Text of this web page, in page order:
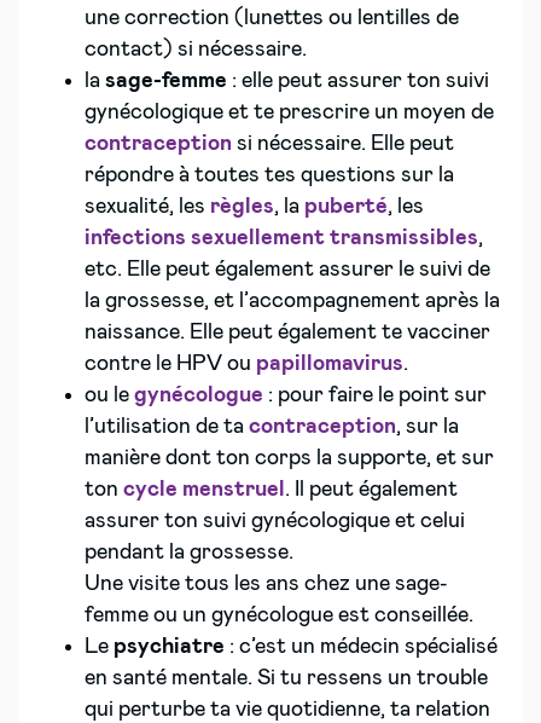
une correction (lunettes ou lentilles de
contact) si nécessaire.
la sage-femme : elle peut assurer ton suivi
gynécologique et te prescrire un moyen de
contraception si nécessaire. Elle peut
répondre à toutes tes questions sur la
sexualité, les règles, la puberté, les
infections sexuellement transmissibles,
etc. Elle peut également assurer le suivi de
la grossesse, et l’accompagnement après la
naissance. Elle peut également te vacciner
contre le HPV ou papillomavirus.
ou le gynécologue : pour faire le point sur
l’utilisation de ta contraception, sur la
manière dont ton corps la supporte, et sur
ton cycle menstruel . Il peut également
assurer ton suivi gynécologique et celui
pendant la grossesse.
Une visite tous les ans chez une sage-
femme ou un gynécologue est conseillée.
Le psychiatre : c’est un médecin spécialisé
en santé mentale. Si tu ressens un trouble
qui perturbe ta vie quotidienne, ta relation